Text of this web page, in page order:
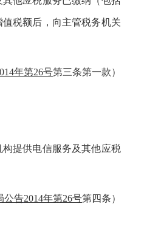
税额后，向主管税务机关
年第26号第三条第一款）
提供电信服务及其他应税
公告2014年第26号第四条）